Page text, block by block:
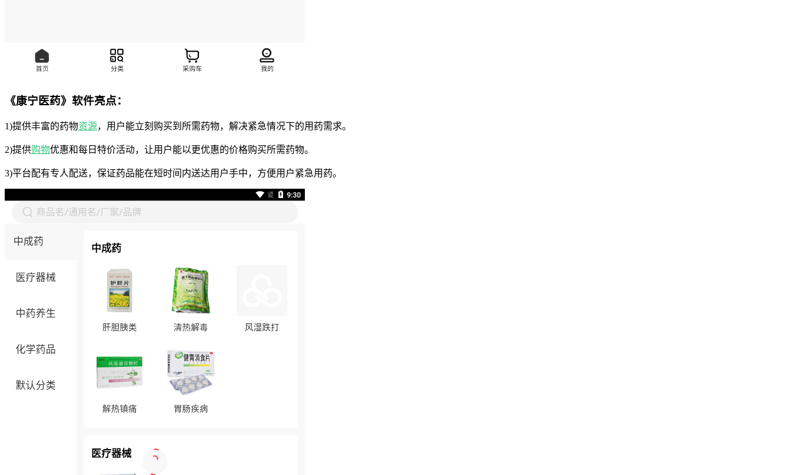
《康宁医药》软件亮点：
1)提供丰富的药物资源，用户能立刻购买到所需药物，解决紧急情况下的用药需求。
2)提供购物优惠和每日特价活动，让用户能以更优惠的价格购买所需药物。
3)平台配有专人配送，保证药品能在短时间内送达用户手中，方便用户紧急用药。